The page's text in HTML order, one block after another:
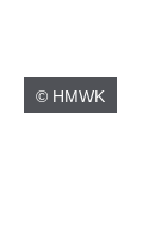
© HMWK